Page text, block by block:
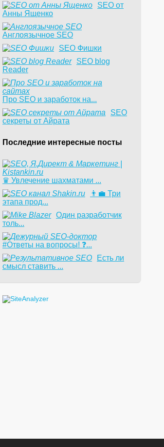
SEO от
Анны Ященко
Англоязычное SEO
SEO Фишки
SEO blog
Reader
Про SEO и заработок на...
SEO
секреты от Айрата
Последние интересные посты
♛ Увлечение шахматами ...
👨‍💼 Три
этапа прод...
​Один разработчик
толь...
#Ответы на вопросы! ❓...
Есть ли
смысл ставить ...